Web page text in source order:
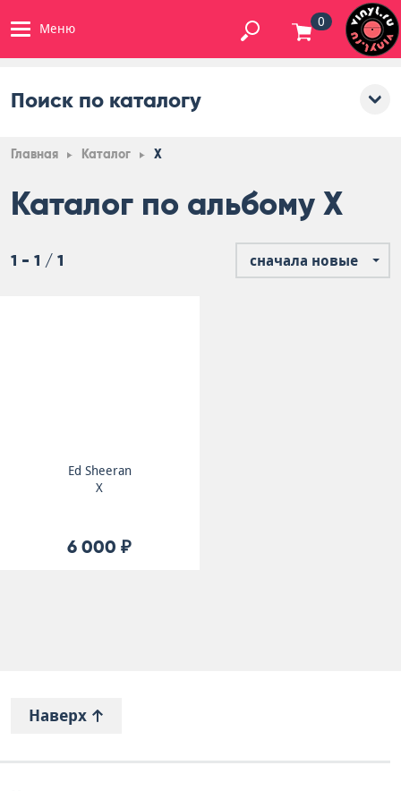
Меню 0
Поиск по каталогу
Главная Каталог X
Каталог по альбому X
1 - 1 / 1 сначала новые
Ed Sheeran
X
6 000 ₽
Наверх